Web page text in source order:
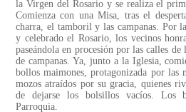
la Virgen del Rosario y se realiza el
Comienza con una Misa, tras el
charra, el tamboril y las campanas. Por
y celebrado el Rosario, los vecinos
paseándola en procesión por las calles
de campanas. Ya, junto a la Iglesia,
bollos maimones, protagonizada por las
mozos atraídos por su gracia, quienes
de dejarse los bolsillos vacíos. Los
Parroquia.